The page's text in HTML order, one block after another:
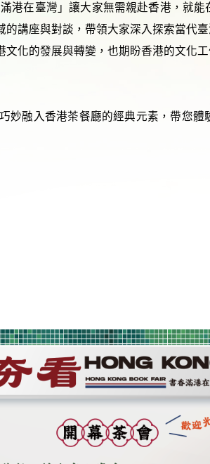
港在臺灣」讓大家無需親赴香港，就
講座與對談，帶領大家深入探索當代
化的發展與轉變，也期盼香港的文化
融入香港茶餐廳的經典元素，帶您